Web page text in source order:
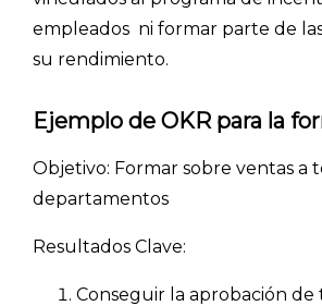
Explorar categorías:
empleados ni formar parte de
su rendimiento.
Ejemplo de OKR para la
Objetivo: Formar sobre ventas a
departamentos
Resultados Clave:
Conseguir la aprobación de